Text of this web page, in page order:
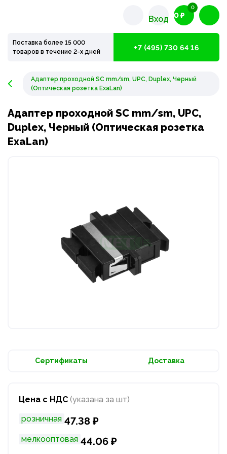
Вход 0 ₽
0
Поставка более 15 000
товаров в течение 2-х дней
+7 (495) 730 64 16
Адаптер проходной SC mm/sm, UPC, Duplex, Черный
(Оптическая розетка ExaLan)
Адаптер проходной SC mm/sm, UPC,
Duplex, Черный (Оптическая розетка
ExaLan)
Сертификаты Доставка
Цена с НДС (указана за шт)
розничная 47.38 ₽
мелкооптовая 44.06 ₽